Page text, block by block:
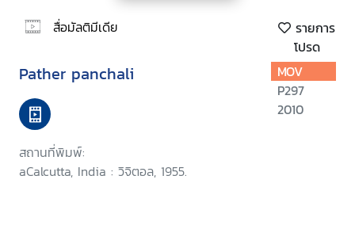
สื่อมัลติมีเดีย
รายการ
โปรด
Pather panchali
สถานที่พิมพ์:
aCalcutta, India : วิจิตอล, 1955.
MOV
P297
2010